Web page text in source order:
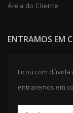
Área do Cliente
ENTRAMOS EM
Ficou com
entraremos em